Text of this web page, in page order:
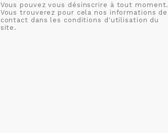
Vous pouvez vous désinscrire à tout moment.
Vous trouverez pour cela nos informations de
contact dans les conditions d'utilisation du
site.